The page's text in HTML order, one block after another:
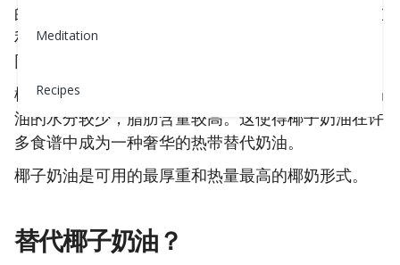
Meditation
Recipes
的稠厚形式，但两者在泰国、印度、印度尼西亚和波
利尼西亚的烹饪中都占有重要地位。这与椰子水不
同，椰子水来自未成熟的绿色椰子，并不涉及挤压。
椰子奶油和椰奶之间的主要区别其实并不大：椰子奶
油的水分较少，脂肪含量较高。这使得椰子奶油在许
多食谱中成为一种奢华的热带替代奶油。
椰子奶油是可用的最厚重和热量最高的椰奶形式。
替代椰子奶油？